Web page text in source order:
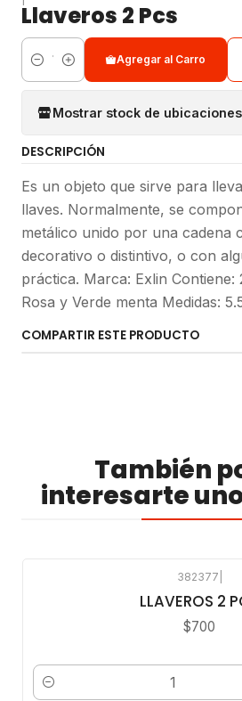
Llaveros 2 Pcs
Cantidad
Agregar al Carro
Mostrar stock de ubicaciones
DESCRIPCIÓN
Es un objeto que sirve para
llaves. Normalmente, se
metálico unido por una cadena
decorativo o distintivo, o con
práctica. Marca: Exlin Contiene:
Rosa y Verde menta Medidas:
COMPARTIR ESTE PRODUCTO
También
interesarte
382377
LLAVEROS 2
$700
Cantidad